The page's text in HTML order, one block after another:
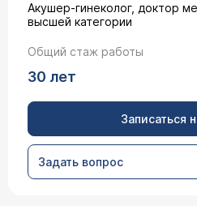
Акушер-гинеколог, доктор
высшей категории
Общий стаж работы
30 лет
Записаться
Задать вопрос